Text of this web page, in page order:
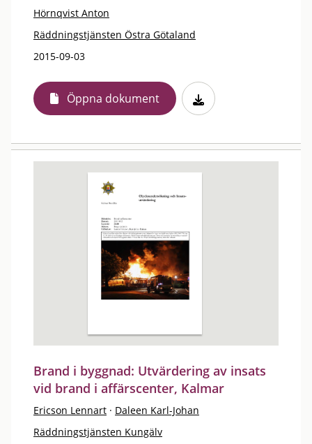
Hörnqvist Anton
Räddningstjänsten Östra Götaland
2015-09-03
Öppna dokument
Brand i byggnad: Utvärdering av insats
vid brand i affärscenter, Kalmar
Ericson Lennart · Daleen Karl-Johan
Räddningstjänsten Kungälv